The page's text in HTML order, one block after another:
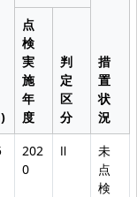
措
置
状
況
点
検
実
施
年
度
判
定
区
分
202
0
Ⅱ
未
点
検